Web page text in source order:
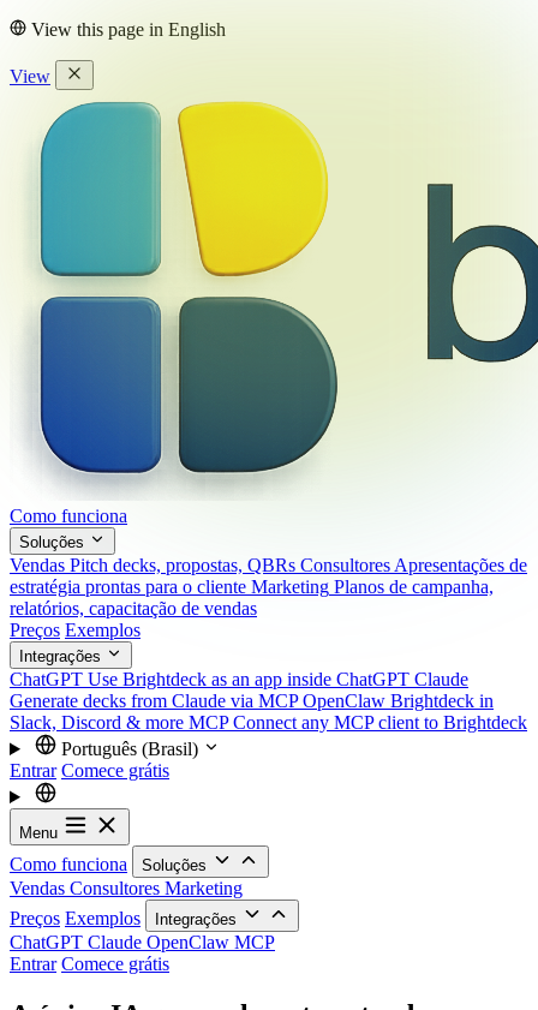
View this page in English
View
Como funciona
Soluções
Vendas Pitch decks, propostas, QBRs Consultores Apresentações de
estratégia prontas para o cliente Marketing Planos de campanha,
relatórios, capacitação de vendas
Preços Exemplos
Integrações
ChatGPT Use Brightdeck as an app inside ChatGPT Claude
Generate decks from Claude via MCP OpenClaw Brightdeck in
Slack, Discord & more MCP Connect any MCP client to Brightdeck
Português (Brasil)
Entrar Comece grátis
Menu
Como funciona Soluções
Vendas Consultores Marketing
Preços Exemplos Integrações
ChatGPT Claude OpenClaw MCP
Entrar Comece grátis